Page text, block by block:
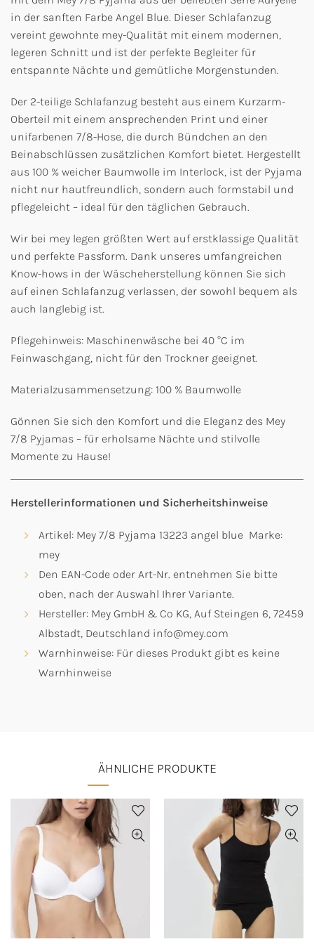
in der sanften Farbe Angel Blue. Dieser Schlafanzug
vereint gewohnte mey-Qualität mit einem modernen,
legeren Schnitt und ist der perfekte Begleiter für
entspannte Nächte und gemütliche Morgenstunden.
Der 2-teilige Schlafanzug besteht aus einem Kurzarm-
Oberteil mit einem ansprechenden Print und einer
unifarbenen 7/8-Hose, die durch Bündchen an den
Beinabschlüssen zusätzlichen Komfort bietet. Hergestellt
aus 100 % weicher Baumwolle im Interlock, ist der Pyjama
nicht nur hautfreundlich, sondern auch formstabil und
pflegeleicht – ideal für den täglichen Gebrauch.
Wir bei mey legen größten Wert auf erstklassige Qualität
und perfekte Passform. Dank unseres umfangreichen
Know-hows in der Wäscheherstellung können Sie sich
auf einen Schlafanzug verlassen, der sowohl bequem als
auch langlebig ist.
Pflegehinweis: Maschinenwäsche bei 40 °C im
Feinwaschgang, nicht für den Trockner geeignet.
Materialzusammensetzung: 100 % Baumwolle
Gönnen Sie sich den Komfort und die Eleganz des Mey
7/8 Pyjamas – für erholsame Nächte und stilvolle
Momente zu Hause!
Herstellerinformationen und Sicherheitshinweise
Artikel: Mey 7/8 Pyjama 13223 angel blue Marke:
mey
Den EAN-Code oder Art-Nr. entnehmen Sie bitte
oben, nach der Auswahl Ihrer Variante.
Hersteller: Mey GmbH & Co KG, Auf Steingen 6, 72459
Albstadt, Deutschland info@mey.com
Warnhinweise: Für dieses Produkt gibt es keine
Warnhinweise
ÄHNLICHE PRODUKTE